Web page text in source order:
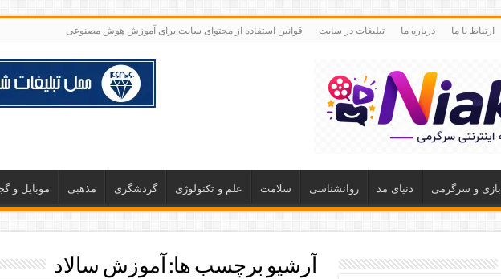
ارتباط با ما درباره ما تبلیغات در سایت قوانین استفاده از محتوای سایت برای آموزش هوش مصنوعی
بازی و سرگرمی دنیای مد روانشناسی سلامت علم و تکنولوژی گردشگری مذهبی موبایل و
آرشیو برچسب ها: آموزش سالاد